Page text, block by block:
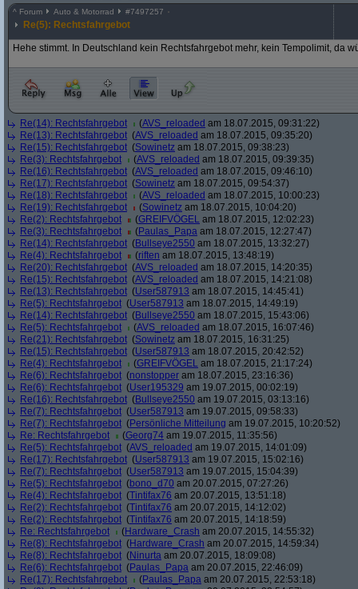
^ Forum Auto & Motorrad #7497257
Re(5): Rechtsfahrgebot
Hehe stimmt. In Deutschland kein Rechtsfahrgebot mehr, kein Tempolimit, da
Re(14): Rechtsfahrgebot (AVS_reloaded am 18.07.2015, 09:31:22)
Re(13): Rechtsfahrgebot (AVS_reloaded am 18.07.2015, 09:35:20)
Re(15): Rechtsfahrgebot (Sowinetz am 18.07.2015, 09:38:23)
Re(3): Rechtsfahrgebot
(AVS_reloaded am 18.07.2015, 09:39:35)
Re(16): Rechtsfahrgebot (AVS_reloaded am 18.07.2015, 09:46:10)
Re(17): Rechtsfahrgebot (Sowinetz am 18.07.2015, 09:54:37)
Re(18): Rechtsfahrgebot
(AVS_reloaded am 18.07.2015, 10:00:23)
Re(19): Rechtsfahrgebot
(Sowinetz am 18.07.2015, 10:04:20)
Re(2): Rechtsfahrgebot
(GREIFVÖGEL am 18.07.2015, 12:02:23)
Re(3): Rechtsfahrgebot
(Paulas_Papa am 18.07.2015, 12:27:47)
Re(14): Rechtsfahrgebot (Bullseye2550 am 18.07.2015, 13:32:27)
Re(4): Rechtsfahrgebot
(riften am 18.07.2015, 13:48:19)
Re(20): Rechtsfahrgebot (AVS_reloaded am 18.07.2015, 14:20:35)
Re(15): Rechtsfahrgebot (AVS_reloaded am 18.07.2015, 14:21:08)
Re(13): Rechtsfahrgebot (User587913 am 18.07.2015, 14:45:41)
Re(5): Rechtsfahrgebot (User587913 am 18.07.2015, 14:49:19)
Re(14): Rechtsfahrgebot (Bullseye2550 am 18.07.2015, 15:43:06)
Re(5): Rechtsfahrgebot
(AVS_reloaded am 18.07.2015, 16:07:46)
Re(21): Rechtsfahrgebot (Sowinetz am 18.07.2015, 16:31:25)
Re(15): Rechtsfahrgebot (User587913 am 18.07.2015, 20:42:52)
Re(4): Rechtsfahrgebot
(GREIFVÖGEL am 18.07.2015, 21:17:24)
Re(6): Rechtsfahrgebot (nonstopper am 18.07.2015, 23:16:36)
Re(6): Rechtsfahrgebot (User195329 am 19.07.2015, 00:02:19)
Re(16): Rechtsfahrgebot (Bullseye2550 am 19.07.2015, 03:13:16)
Re(7): Rechtsfahrgebot (User587913 am 19.07.2015, 09:58:33)
Re(7): Rechtsfahrgebot (Persönliche Mitteilung am 19.07.2015, 10:20:52)
Re: Rechtsfahrgebot
(Georg74 am 19.07.2015, 11:35:56)
Re(5): Rechtsfahrgebot (AVS_reloaded am 19.07.2015, 14:01:09)
Re(17): Rechtsfahrgebot (User587913 am 19.07.2015, 15:02:16)
Re(7): Rechtsfahrgebot (User587913 am 19.07.2015, 15:04:39)
Re(5): Rechtsfahrgebot (bono_d70 am 20.07.2015, 07:27:26)
Re(4): Rechtsfahrgebot (Tintifax76 am 20.07.2015, 13:51:18)
Re(2): Rechtsfahrgebot (Tintifax76 am 20.07.2015, 14:12:02)
Re(2): Rechtsfahrgebot (Tintifax76 am 20.07.2015, 14:18:59)
Re: Rechtsfahrgebot
(Hardware_Crash am 20.07.2015, 14:55:32)
Re(8): Rechtsfahrgebot (Hardware_Crash am 20.07.2015, 14:59:34)
Re(8): Rechtsfahrgebot (Ninurta am 20.07.2015, 18:09:08)
Re(6): Rechtsfahrgebot (Paulas_Papa am 20.07.2015, 22:46:09)
Re(17): Rechtsfahrgebot
(Paulas_Papa am 20.07.2015, 22:53:18)